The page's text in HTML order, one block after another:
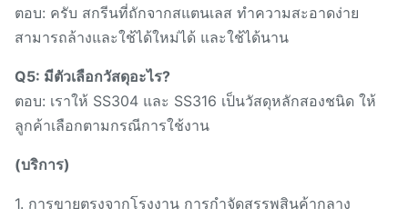
ตอบ: ครับ สกรีนที่ถักจากสแตนเลส ทําความสะอาดง่าย
สามารถล้างและใช้ได้ใหม่ได้ และใช้ได้นาน
Q5: มีตัวเลือกวัสดุอะไร?
ตอบ: เราให้ SS304 และ SS316 เป็นวัสดุหลักสองชนิด ให้
ลูกค้าเลือกตามกรณีการใช้งาน
(บริการ)
1. การขายตรงจากโรงงาน การกําจัดสรรพสินค้ากลาง